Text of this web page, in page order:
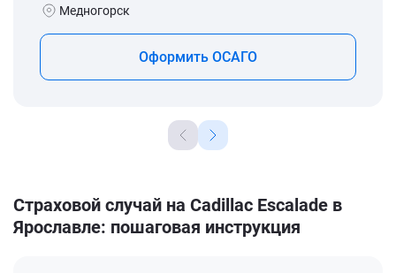
Медногорск
Оформить ОСАГО
Страховой случай на Cadillac Escalade в
Ярославле: пошаговая инструкция